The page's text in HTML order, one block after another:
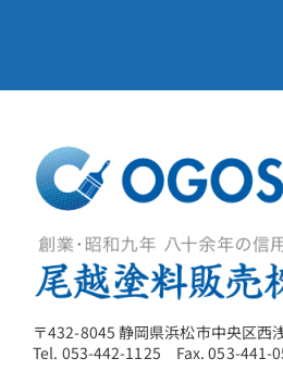
〒432-8045 静岡県浜松市中央区西
Tel. 053-442-1125 Fax. 053-441-